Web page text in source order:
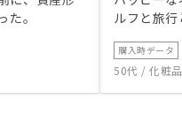
。
ルフと旅
購入時データ
50代 / 化粧